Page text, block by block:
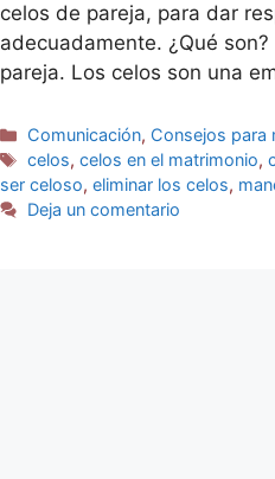
celos de pareja, para dar
adecuadamente. ¿Qué
pareja. Los celos son una
Comunicación, Consejos para
celos,celos en el matrimonio,
ser celoso, eliminar los celos,
Deja un comentario